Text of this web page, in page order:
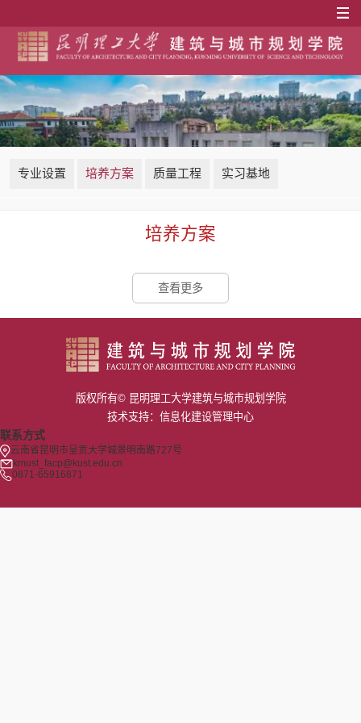
专业设置 培养方案 质量工程 实习基地
培养方案
查看更多
版权所有© 昆明理工大学建筑与城市规划学院
技术支持：信息化建设管理中心
联系方式
云南省昆明市呈贡大学城景明南路727号
kmust_facp@kust.edu.cn
0871-65916871